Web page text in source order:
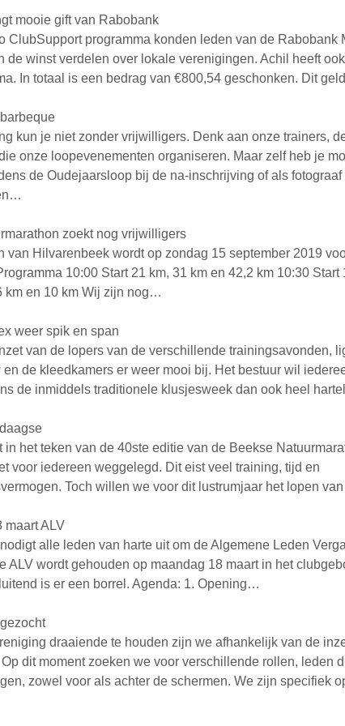
mooie gift van Rabobank
ClubSupport programma konden leden van de Rabobank
de winst verdelen over lokale verenigingen. Achil heeft
In totaal is een bedrag van €800,54 geschonken. Dit
kun je niet zonder vrijwilligers. Denk aan onze trainers,
onze loopevenementen organiseren. Maar zelf heb je
de Oudejaarsloop bij de na-inschrijving of als fotograaf
zoekt nog vrijwilligers
van Hilvarenbeek wordt op zondag 15 september 2019
10:00 Start 21 km, 31 km en 42,2 km 10:30 Start
km en 10 km Wij zijn nog…
weer spik en span
van de lopers van de verschillende trainingsavonden,
de kleedkamers er weer mooi bij. Het bestuur wil
de inmiddels traditionele klusjesweek dan ook heel
in het teken van de 40ste editie van de Beekse
voor iedereen weggelegd. Dit eist veel training, tijd en
Toch willen we voor dit lustrumjaar het lopen
maart ALV
alle leden van harte uit om de Algemene Leden
ALV wordt gehouden op maandag 18 maart in het
is er een borrel. Agenda: 1. Opening…
draaiende te houden zijn we afhankelijk van de
dit moment zoeken we voor verschillende rollen, leden
zowel voor als achter de schermen. We zijn specifiek